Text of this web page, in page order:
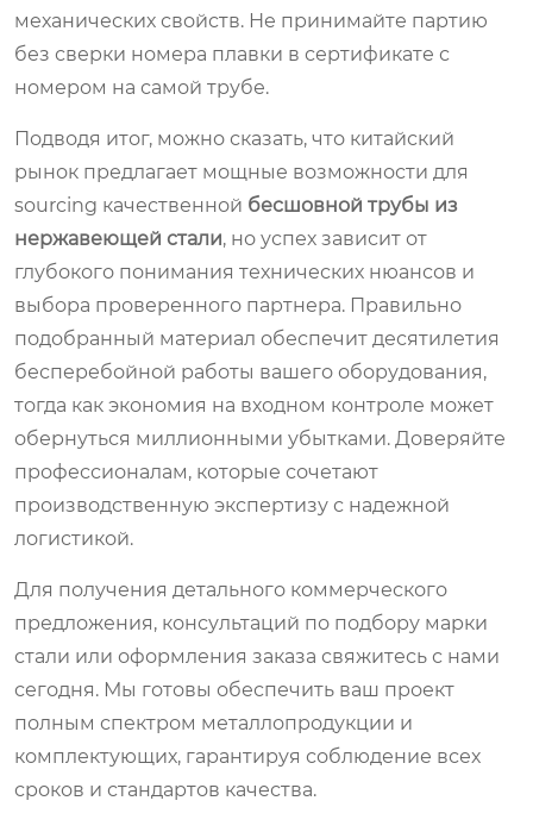
механических свойств. Не принимайте партию
без сверки номера плавки в сертификате с
номером на самой трубе.
Подводя итог, можно сказать, что китайский
рынок предлагает мощные возможности для
sourcing качественной бесшовной трубы из
нержавеющей стали, но успех зависит от
глубокого понимания технических нюансов и
выбора проверенного партнера. Правильно
подобранный материал обеспечит десятилетия
бесперебойной работы вашего оборудования,
тогда как экономия на входном контроле может
обернуться миллионными убытками. Доверяйте
профессионалам, которые сочетают
производственную экспертизу с надежной
логистикой.
Для получения детального коммерческого
предложения, консультаций по подбору марки
стали или оформления заказа свяжитесь с нами
сегодня. Мы готовы обеспечить ваш проект
полным спектром металлопродукции и
комплектующих, гарантируя соблюдение всех
сроков и стандартов качества.